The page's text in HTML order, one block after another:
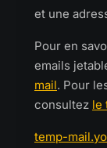
et une
Pour en
emails
mail. Pour
consultez le
temp-